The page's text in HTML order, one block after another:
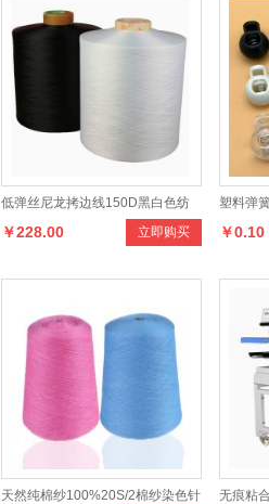
低弹丝尼龙拷边线150D黑白色纺
织辅料锁边线服饰箱包丝线家纺
立即购买
￥228.00
塑料弹
收紧扣
￥0.10
天然纯棉纱100%20S/2棉纱染色针 无痕粘